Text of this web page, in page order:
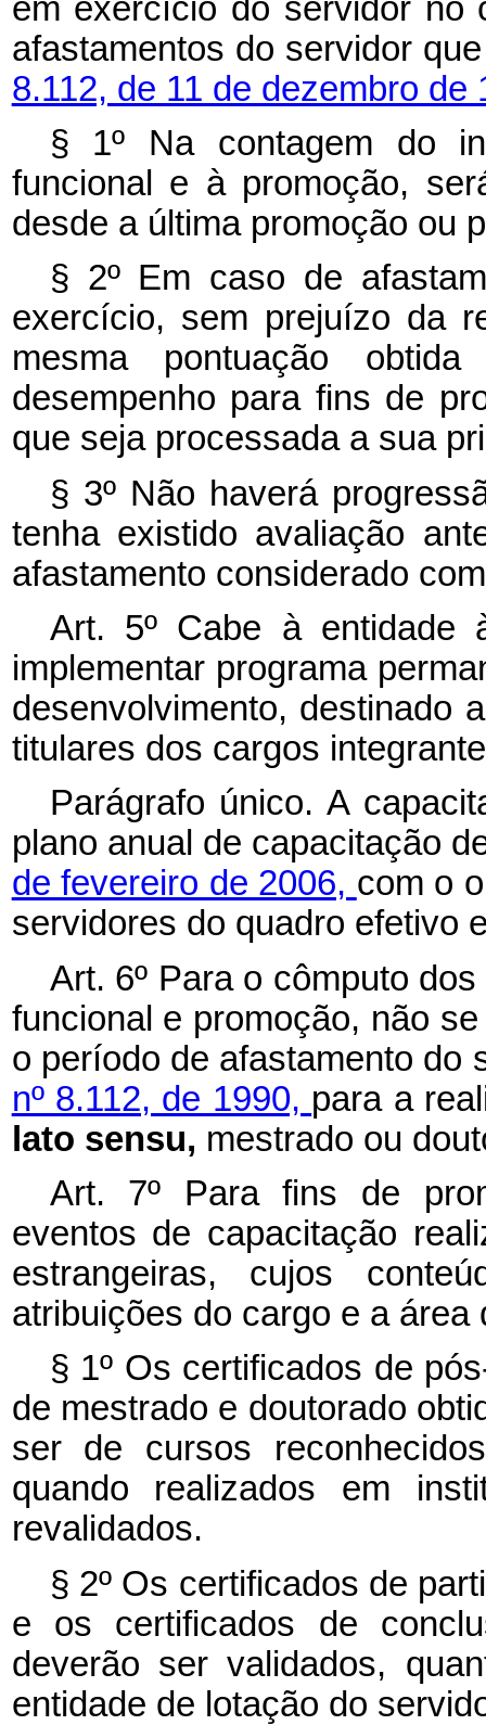
em exercício do servidor no
afastamentos do servidor
8.112, de 11 de dezembro de
§ 1º Na contagem do
funcional e à promoção,
desde a última promoção ou
§ 2º Em caso de
exercício, sem prejuízo da
mesma pontuação
desempenho para fins de
que seja processada a sua
§ 3º Não haverá
tenha existido avaliação
afastamento considerado
Art. 5º Cabe à entidade
implementar programa
desenvolvimento, destinado
titulares dos cargos
Parágrafo único. A
plano anual de capacitação
de fevereiro de 2006, com o
servidores do quadro efetivo
Art. 6º Para o cômputo
funcional e promoção, não
o período de afastamento
nº 8.112, de 1990, para a
lato sensu, mestrado ou
Art. 7º Para fins de
eventos de capacitação
estrangeiras, cujos
atribuições do cargo e a área
§ 1º Os certificados de
de mestrado e doutorado
ser de cursos
quando realizados em
revalidados.
§ 2º Os certificados de
e os certificados de
deverão ser validados,
entidade de lotação do